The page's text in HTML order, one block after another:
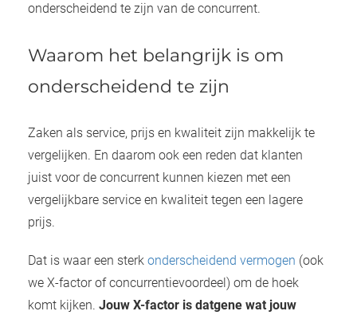
onderscheidend te zijn van de concurrent.
Waarom het belangrijk is om
onderscheidend te zijn
Zaken als service, prijs en kwaliteit zijn makkelijk te
vergelijken. En daarom ook een reden dat klanten
juist voor de concurrent kunnen kiezen met een
vergelijkbare service en kwaliteit tegen een lagere
prijs.
Dat is waar een sterk onderscheidend vermogen (ook
we X-factor of concurrentievoordeel) om de hoek
komt kijken. Jouw X-factor is datgene wat jouw